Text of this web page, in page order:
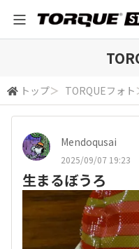
トップ＞ TORQUEフォト
Mendoqusai
2025/09/07 19:23
生まるぼうろ